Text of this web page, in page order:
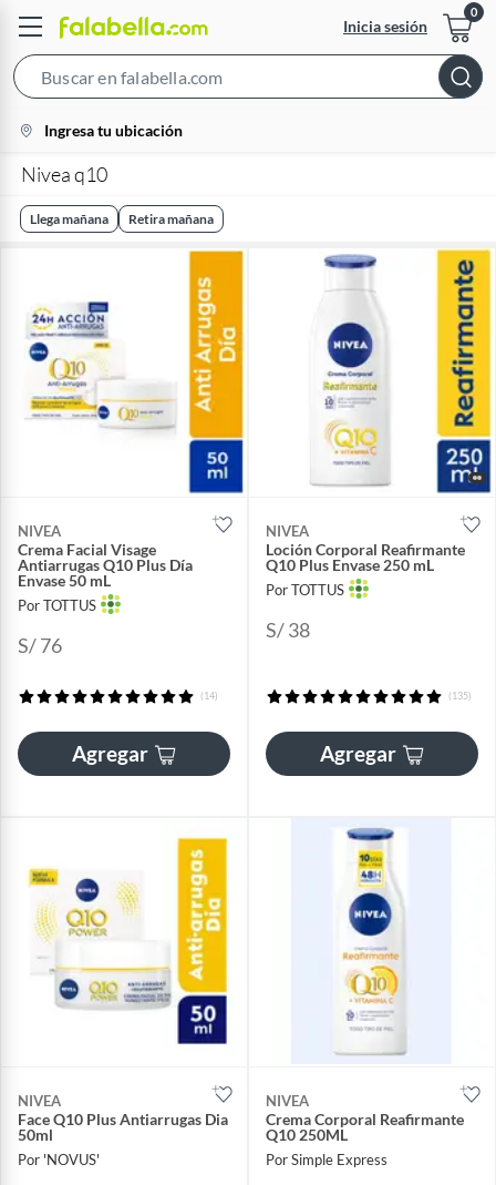
Inicia sesión
Bar
location-
icon
Ingresa tu ubicación
Nivea q10
Llega mañana Retira mañana
NIVEA
Crema Facial Visage
Antiarrugas Q10 Plus Día
Envase 50 mL
Por TOTTUS
S/ 76
(14)
Agregar
NIVEA
Loción Corporal Reafirmante
Q10 Plus Envase 250 mL
Por TOTTUS
S/ 38
(135)
Agregar
NIVEA
Face Q10 Plus Antiarrugas Dia
50ml
Por 'NOVUS'
NIVEA
Crema Corporal Reafirmante
Q10 250ML
Por Simple Express